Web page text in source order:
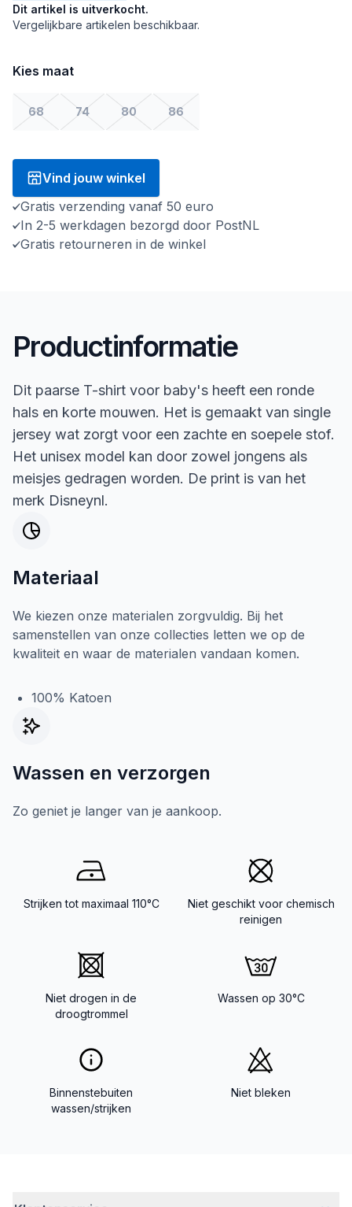
Dit artikel is uitverkocht.
Vergelijkbare artikelen beschikbaar.
Kies maat
68 74 80 86
Vind jouw winkel
Gratis verzending vanaf 50 euro
In 2-5 werkdagen bezorgd door PostNL
Gratis retourneren in de winkel
Productinformatie
Dit paarse T-shirt voor baby's heeft een ronde
hals en korte mouwen. Het is gemaakt van single
jersey wat zorgt voor een zachte en soepele stof.
Het unisex model kan door zowel jongens als
meisjes gedragen worden. De print is van het
merk Disneynl.
Materiaal
We kiezen onze materialen zorgvuldig. Bij het
samenstellen van onze collecties letten we op de
kwaliteit en waar de materialen vandaan komen.
100% Katoen
Wassen en verzorgen
Zo geniet je langer van je aankoop.
Strijken tot maximaal 110°C
Niet geschikt voor chemisch
reinigen
Niet drogen in de
droogtrommel
Wassen op 30°C
Binnenstebuiten
wassen/strijken
Niet bleken